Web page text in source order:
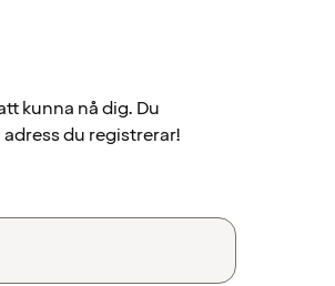
kunna nå dig. Du
du registrerar!